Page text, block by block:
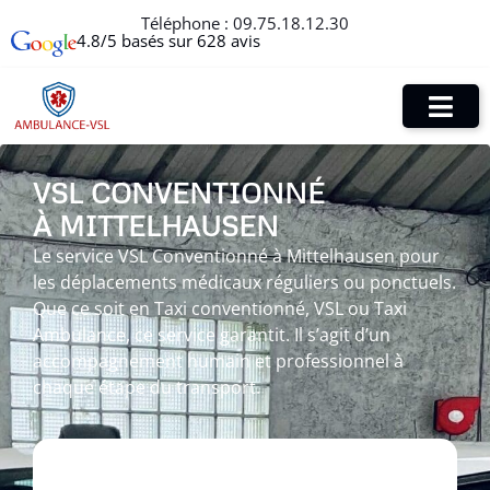
Téléphone : 09.75.18.12.30
4.8/5 basés sur 628 avis
VSL CONVENTIONNÉ
À MITTELHAUSEN
Le service VSL Conventionné à Mittelhausen pour
les déplacements médicaux réguliers ou ponctuels.
Que ce soit en Taxi conventionné, VSL ou Taxi
Ambulance, ce service garantit. Il s’agit d’un
accompagnement humain et professionnel à
chaque étape du transport.